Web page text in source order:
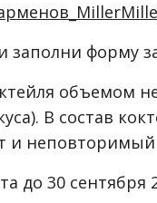
заполни форму
объемом
В состав
неповторимый
до 30 сентября